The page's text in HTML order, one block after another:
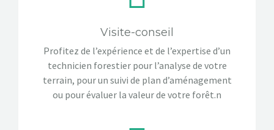
Visite-conseil
Profitez de l’expérience et de l’expertise d’un
technicien forestier pour l’analyse de votre
terrain, pour un suivi de plan d’aménagement
ou pour évaluer la valeur de votre forêt.n